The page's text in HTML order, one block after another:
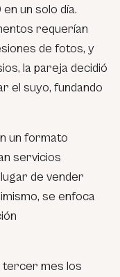
un solo día.
requerían
de fotos, y
la pareja decidió
el suyo, fundando
un formato
servicios
de vender
se enfoca
tercer mes los